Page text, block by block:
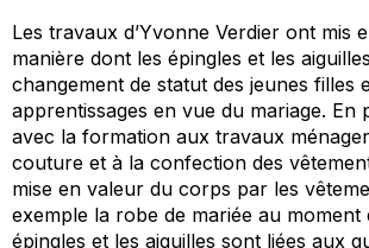
Les travaux d’Yvonne Verdier ont mis
manière dont les épingles et les
changement de statut des jeunes filles
apprentissages en vue du mariage. En
avec la formation aux travaux
couture et à la confection des
mise en valeur du corps par les
exemple la robe de mariée au moment
épingles et les aiguilles sont liées aux